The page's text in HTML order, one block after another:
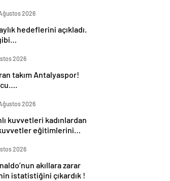
2026
hedeflerini açıkladı.
2026
takım Antalyaspor!
2026
kuvvetleri kadınlardan
eğitimlerini
2026
akıllara zarar
istatistiğini çıkardık !